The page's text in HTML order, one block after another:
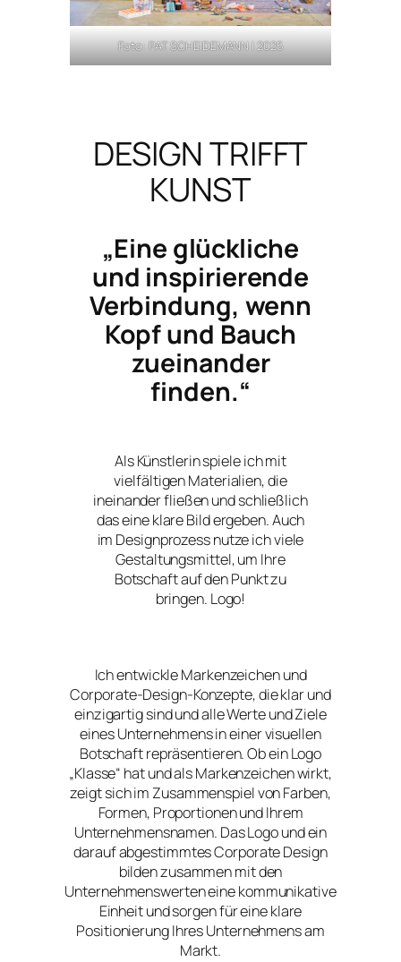
Foto: PAT SCHEIDEMANN | 2025
DESIGN TRIFFT
KUNST
„Eine glückliche
und inspirierende
Verbindung, wenn
Kopf und Bauch
zueinander
finden.“
Als Künstlerin spiele ich mit
vielfältigen Materialien, die
ineinander fließen und schließlich
das eine klare Bild ergeben. Auch
im Designprozess nutze ich viele
Gestaltungsmittel, um Ihre
Botschaft auf den Punkt zu
bringen. Logo!
Ich entwickle Markenzeichen und
Corporate-Design-Konzepte, die klar und
einzigartig sind und alle Werte und Ziele
eines Unternehmens in einer visuellen
Botschaft repräsentieren. Ob ein Logo
„Klasse“ hat und als Markenzeichen wirkt,
zeigt sich im Zusammenspiel von Farben,
Formen, Proportionen und Ihrem
Unternehmensnamen. Das Logo und ein
darauf abgestimmtes Corporate Design
bilden zusammen mit den
Unternehmenswerten eine kommunikative
Einheit und sorgen für eine klare
Positionierung Ihres Unternehmens am
Markt.